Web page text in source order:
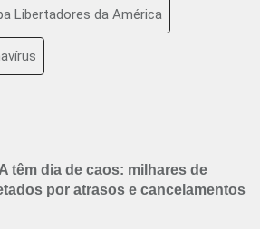
Libertadores da América
têm dia de caos: milhares de
por atrasos e cancelamentos